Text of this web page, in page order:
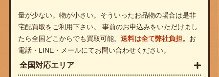
量が少ない。物が小さい。そういったお品物の場合は是非
宅配買取をご利用下さい。 事前のお申込みをいただけまし
たら全国どこからでも買取可能。 送料は全て弊社負担。 お
電話・LINE・メールにてお問い合わせください。
全国対応エリア